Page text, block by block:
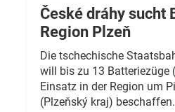
České dráhy sucht
Region Plzeň
Die tschechische
will bis zu 13 Batteriezüge
Einsatz in der Region um
(Plzeňský kraj) beschaffen.